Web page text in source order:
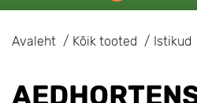
Avaleht Kõik tooted Istikud